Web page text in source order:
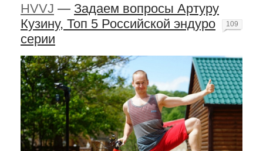
HVVJ — Задаем вопросы Артуру
Кузину, Топ 5 Российской эндуро
серии
109